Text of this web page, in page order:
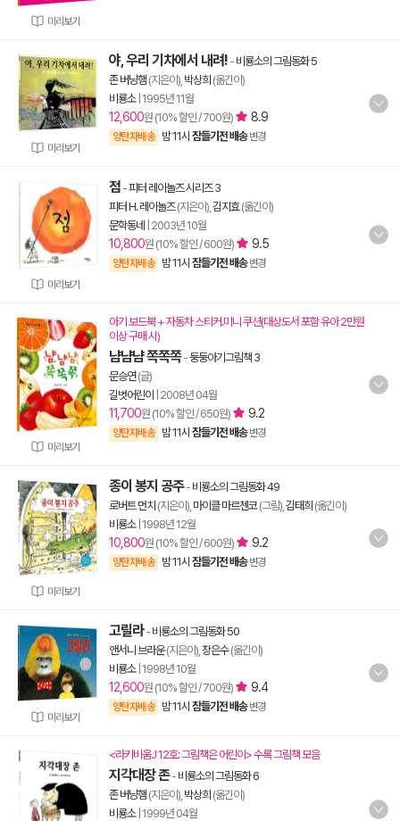
미리보기
미리보기
야, 우리 기차에서 내려! - 비룡소의 그림동화 5
존 버닝햄 (지은이), 박상희 (옮긴이)
비룡소| 1995년 11월
12,600원 (10% 할인 / 700원) 8.9
양탄자배송 밤 11시 잠들기전 배송 변경
미리보기
점 -피터 레이놀즈 시리즈 3
피터 H. 레이놀즈(지은이), 김지효(옮긴이)
문학동네
2003년 10월
10,800원 (10% 할인 / 600원) 9.5
양탄자배송 밤 11시 잠들기전 배송 변경
미리보기
아기 보드북 + 자동차 스티커.미니 쿠션(대상도서 포함 유아 2만원
이상 구매 시)
냠냠냠 쪽쪽쪽-둥둥아기그림책 3
문승연(글)
길벗어린이
2008년 04월
11,700원 (10% 할인 / 650원) 9.2
양탄자배송 밤 11시 잠들기전 배송 변경
미리보기
종이 봉지 공주- 비룡소의 그림동화 49
로버트 먼치 (지은이), 마이클 마르첸코(그림), 김태희 (옮긴이)
비룡소| 1998년 12월
10,800원 (10% 할인 / 600원) 9.2
양탄자배송 밤 11시 잠들기전 배송 변경
미리보기
고릴라- 비룡소의 그림동화 50
앤서니 브라운(지은이), 장은수(옮긴이)
비룡소| 1998년 10월
12,600원 (10% 할인 / 700원) 9.4
양탄자배송 밤 11시 잠들기전 배송 변경
<라키비움J 12호: 그림책은 어린이> 수록 그림책 모음
지각대장 존- 비룡소의 그림동화 6
존 버닝햄 (지은이), 박상희 (옮긴이)
비룡소| 1999년 04월